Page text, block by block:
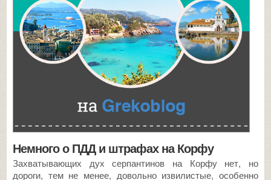
Немного о ПДД и штрафах на Корфу
Захватывающих дух серпантинов на Корфу нет, но
дороги, тем не менее, довольно извилистые, особенно